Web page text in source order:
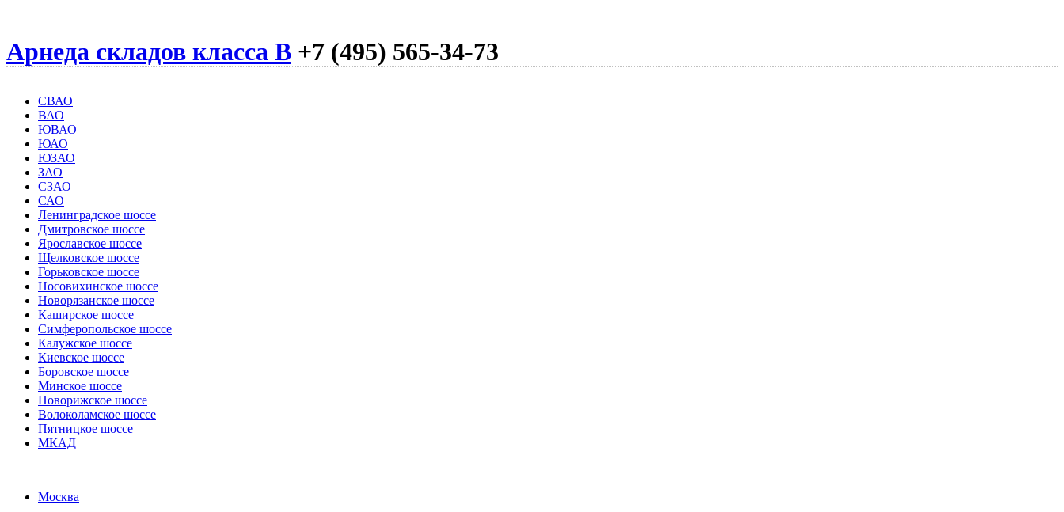
Арнеда складов класса B +7 (495) 565-34-73
СВАО
ВАО
ЮВАО
ЮАО
ЮЗАО
ЗАО
СЗАО
САО
Ленинградское шоссе
Дмитровское шоссе
Ярославское шоссе
Щелковское шоссе
Горьковское шоссе
Носовихинское шоссе
Новорязанское шоссе
Каширское шоссе
Симферопольское шоссе
Калужское шоссе
Киевское шоссе
Боровское шоссе
Минское шоссе
Новорижское шоссе
Волоколамское шоссе
Пятницкое шоссе
МКАД
Москва